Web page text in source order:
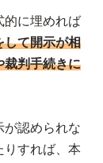
的に埋めれば
して開示が相
裁判手続きに
が認められな
りすれば、本